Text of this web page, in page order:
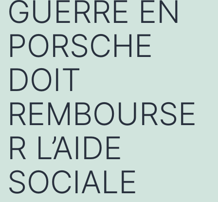
GUERRE EN
PORSCHE
DOIT
REMBOURSE
R L’AIDE
SOCIALE